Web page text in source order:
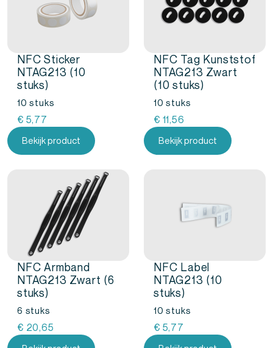
NFC Sticker
NTAG213 (10
stuks)
10 stuks
€ 5,77
Bekijk product
NFC Tag Kunststof
NTAG213 Zwart
(10 stuks)
10 stuks
€ 11,56
Bekijk product
NFC Armband
NTAG213 Zwart (6
stuks)
6 stuks
€ 20,65
NFC Label
NTAG213 (10
stuks)
10 stuks
€ 5,77